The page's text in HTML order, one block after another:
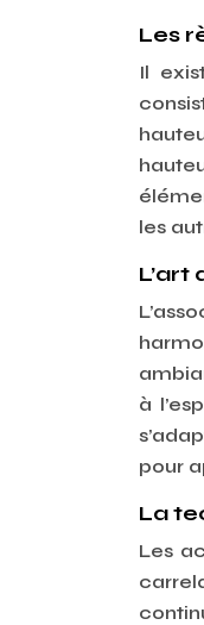
Les
Il
les
L’art
à
pour
La
Les